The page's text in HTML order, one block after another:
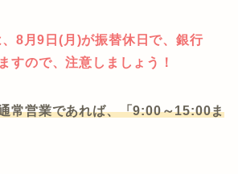
8月9日(月)が振替休日で、銀行
すので、注意しましょう！
常営業であれば、「9:00～15:00ま